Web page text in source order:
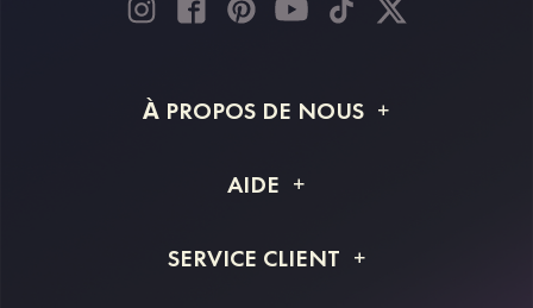
À PROPOS DE NOUS
Livraison
AIDE
Retour et remboursement
SERVICE CLIENT